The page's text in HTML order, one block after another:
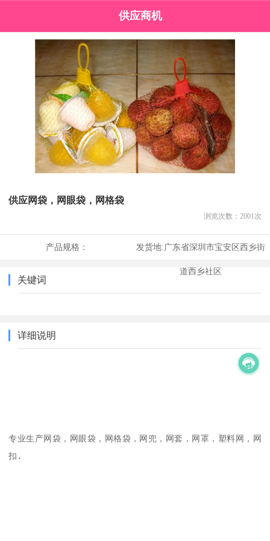
供应商机
供应网袋，网眼袋，网格袋
浏览次数： 2001 次
产品规格： 发货地:广东省深圳市宝安区西乡街
道西乡社区
关键词
详细说明
专业生产网袋，网眼袋，网格袋，网兜，网套，网罩，塑料网，网
扣.